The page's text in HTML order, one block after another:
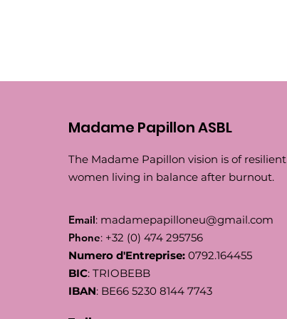
Madame Papillon ASBL
The Madame Papillon vision is of resilient
women living in balance after burnout.
Email: madamepapilloneu@gmail.com
Phone: +32 (0) 474 295756
Numero d'Entreprise: 0792.164455
BIC: TRIOBEBB
IBAN: BE66 5230 8144 7743